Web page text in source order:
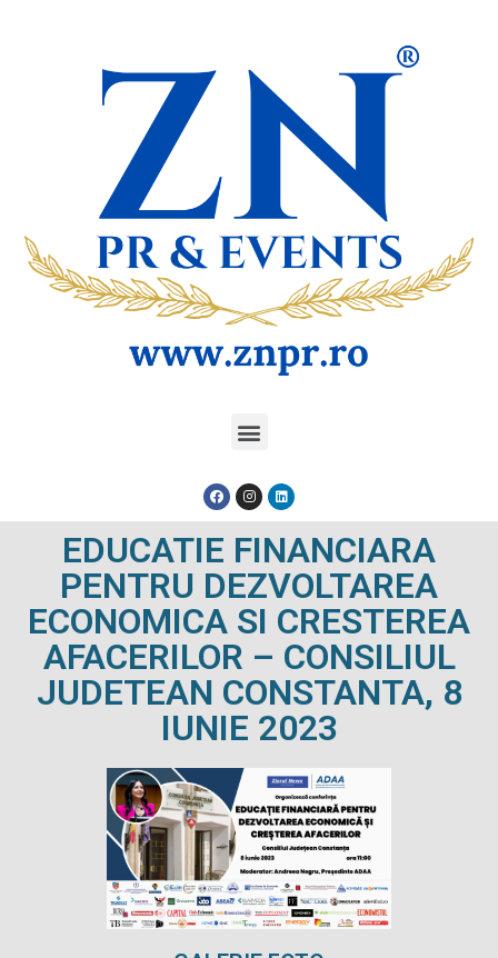
EDUCATIE FINANCIARA
PENTRU DEZVOLTAREA
ECONOMICA SI CRESTEREA
AFACERILOR – CONSILIUL
JUDETEAN CONSTANTA, 8
IUNIE 2023